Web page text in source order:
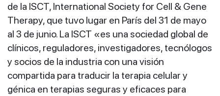
de la ISCT, International Society for Cell & Gene
Therapy, que tuvo lugar en París del 31 de mayo
al 3 de junio. La ISCT «es una sociedad global de
clínicos, reguladores, investigadores, tecnólogos
y socios de la industria con una visión
compartida para traducir la terapia celular y
génica en terapias seguras y eficaces para